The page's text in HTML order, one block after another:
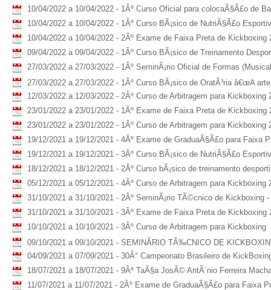
10/04/2022 a 10/04/2022 - 1Âº Curso Oficial para colocaÃ§Ã£o de
10/04/2022 a 10/04/2022 - 1Âº Curso BÃ¡sico de NutriÃ§Ã£o
10/04/2022 a 10/04/2022 - 2Âº Exame de Faixa Preta de Kickboxing
09/04/2022 a 09/04/2022 - 1Âº Curso BÃ¡sico de Treinamento
27/03/2022 a 27/03/2022 - 1Âº SeminÃ¡rio Oficial de Formas
27/03/2022 a 27/03/2022 - 1Âº Curso BÃ¡sico de OratÃ³ria â€œA
12/03/2022 a 12/03/2022 - 2Âº Curso de Arbitragem para Kickboxing
23/01/2022 a 23/01/2022 - 1Âº Exame de Faixa Preta de Kickboxing
23/01/2022 a 23/01/2022 - 1Âº Curso de Arbitragem para Kickboxing
19/12/2021 a 19/12/2021 - 4Âº Exame de GraduaÃ§Ã£o para Faixa
19/12/2021 a 19/12/2021 - 3Âº Curso BÃ¡sico de NutriÃ§Ã£o
18/12/2021 a 18/12/2021 - 2Âº Curso bÃ¡sico de treinamento
05/12/2021 a 05/12/2021 - 4Âº Curso de Arbitragem para Kickboxing
31/10/2021 a 31/10/2021 - 2Âº SeminÃ¡rio TÃ©cnico de Kickboxing
31/10/2021 a 31/10/2021 - 3Âº Exame de Faixa Preta de Kickboxing
10/10/2021 a 10/10/2021 - 3Âº Curso de Arbitragem para Kickboxing
09/10/2021 a 09/10/2021 - SEMINÃRIO TÃ‰CNICO DE
04/09/2021 a 07/09/2021 - 30Â° Campeonato Brasileiro de
18/07/2021 a 18/07/2021 - 9Âª TaÃ§a JosÃ© AntÃ´nio Ferreira
11/07/2021 a 11/07/2021 - 2Âº Exame de GraduaÃ§Ã£o para Faixa